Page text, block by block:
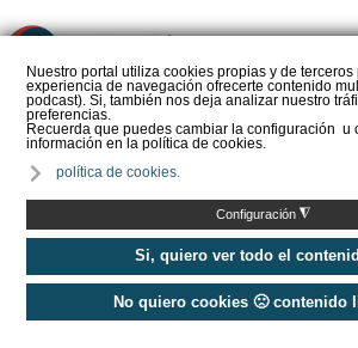
Nuestro portal utiliza cookies propias y de
experiencia de navegación ofrecerte contenido
podcast). Si, también nos deja analizar nuestro
preferencias.
Recuerda que puedes cambiar la configuración u
información en la política de cookies.
política de cookies.
Configuración ◮
Si, quiero ver todo el
No quiero cookies 🙁 contenido
Inicio
INCLIZA - Instalación,
mantenimiento y